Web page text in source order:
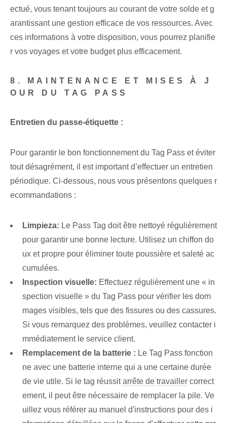
ectué, vous tenant toujours au courant de votre solde et g
arantissant une gestion efficace de vos ressources. Avec
ces informations à votre disposition, vous pourrez planifie
r vos voyages et votre budget plus efficacement.
8. MAINTENANCE ET MISES À J
OUR DU TAG PASS
Entretien du passe-étiquette :
Pour garantir le bon fonctionnement du Tag Pass et éviter
tout désagrément, il est important d’effectuer un entretien
périodique.⁢ Ci-dessous, nous vous présentons quelques r
ecommandations :
Limpieza: Le ⁣Pass Tag doit être nettoyé régulièrement
pour garantir une bonne lecture. Utilisez un chiffon do
ux et propre pour éliminer toute poussière et saleté ac
cumulées.
Inspection visuelle: Effectuez régulièrement une « in
spection visuelle » du Tag Pass pour vérifier les dom
mages visibles, tels que des fissures ou des cassures.
Si vous remarquez des problèmes, veuillez contacter i
mmédiatement le service client.
Remplacement de la batterie : Le Tag Pass fonction
ne avec une batterie interne qui a une certaine durée
de vie utile. Si le tag réussitarrête de travailler correct
ement, il peut être nécessaire de remplacer la pile. Ve
uillez vous référer au manuel d'instructions pour des i